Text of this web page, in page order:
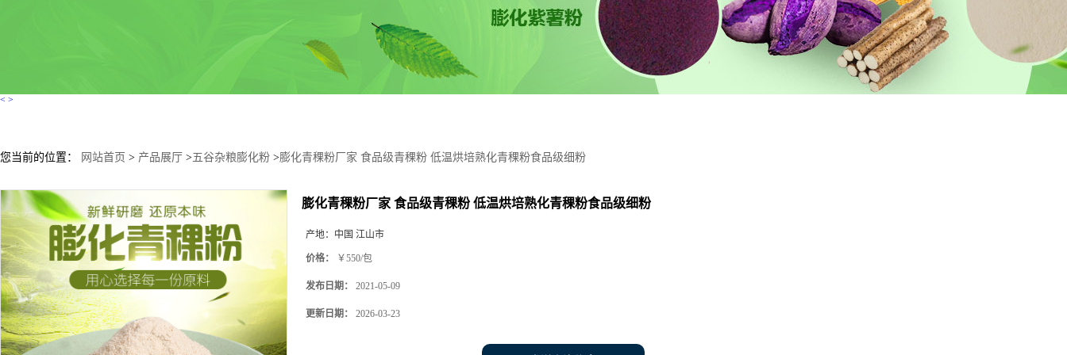
< >
您当前的位置： 网站首页 > 产品展厅 >五谷杂粮膨化粉 >膨化青稞粉厂家 食品级青稞粉 低温烘培熟化青稞粉食品级细粉
膨化青稞粉厂家 食品级青稞粉 低温烘培熟化青稞粉食品级细粉
产地： 中国 江山市
价格： ￥550/包
发布日期： 2021-05-09
更新日期： 2026-03-23